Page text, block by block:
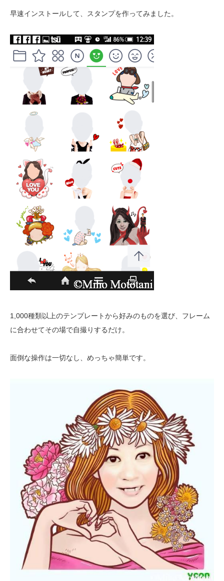
早速インストールして、スタンプを作ってみました。
1,000種類以上のテンプレートから好みのものを選び、フレーム
に合わせてその場で自撮りするだけ。
面倒な操作は一切なし、めっちゃ簡単です。